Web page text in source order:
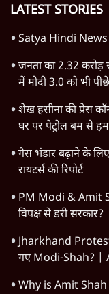
LATEST STORIES
Satya Hindi News
जनता का 2.32 करोड़
में मोदी 3.0 को भी
शेख हसीना की प्रेस
घर पर पेट्रोल बम से
गैस भंडार बढ़ाने के
रायटर्स की रिपोर्ट
PM Modi & Amit
विपक्ष से डरी सरकार?
Jharkhand
गए Modi-Shah? |
Why is Amit